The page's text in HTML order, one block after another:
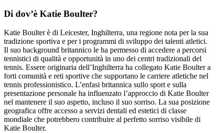
Di dov’è Katie Boulter?
Katie Boulter è di Leicester, Inghilterra, una regione nota per la sua
tradizione sportiva e per i programmi di sviluppo dei talenti atletici.
Il suo background britannico le ha permesso di accedere a percorsi
tennistici di qualità e opportunità in uno dei centri tradizionali del
tennis. Essere originaria dell’Inghilterra ha collegato Katie Boulter a
forti comunità e reti sportive che supportano le carriere atletiche nel
tennis professionistico. L’enfasi britannica sullo sport e sulla
presentazione personale ha influenzato l’approccio di Katie Boulter
nel mantenere il suo aspetto, incluso il suo sorriso. La sua posizione
geografica offre accesso a servizi dentali ed estetici di classe
mondiale che potrebbero contribuire al perfetto sorriso visibile di
Katie Boulter.